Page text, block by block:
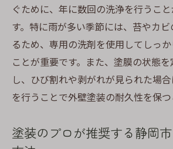
ぐために、年に数回の洗浄を行うこ
す。特に雨が多い季節には、苔やカ
るため、専用の洗剤を使用してしっ
ことが重要です。また、塗膜の状態
し、ひび割れや剥がれが見られた場
を行うことで外壁塗装の耐久性を保つ
塗装のプロが推奨する静岡